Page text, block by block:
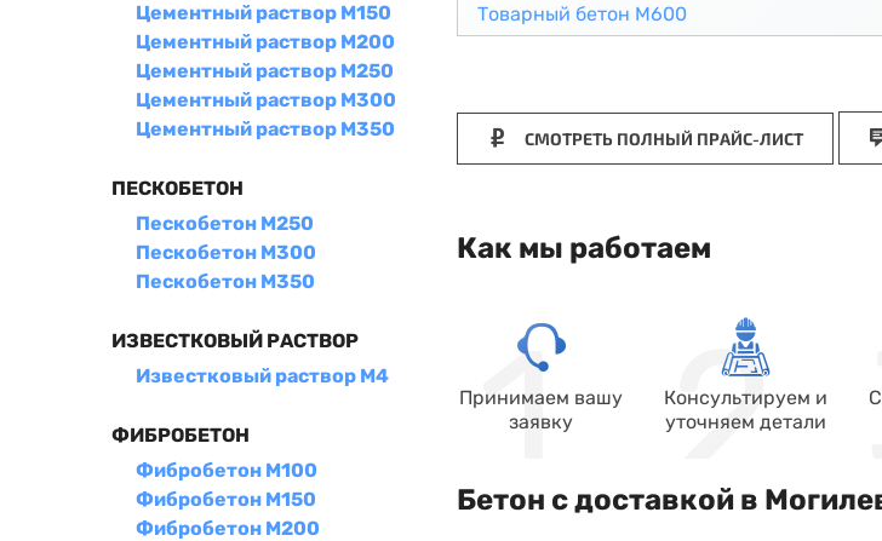
Цементный раствор М150
Цементный раствор М200
Цементный раствор М250
Цементный раствор М300
Цементный раствор М350
ПЕСКОБЕТОН
Пескобетон М250
Пескобетон М300
Пескобетон М350
ИЗВЕСТКОВЫЙ РАСТВОР
Известковый раствор М4
ФИБРОБЕТОН
Фибробетон М100
Фибробетон М150
Фибробетон М200
Товарный бетон М600
СМОТРЕТЬ ПОЛНЫЙ ПРАЙС-ЛИСТ
Как мы работаем
Принимаем вашу
заявку
Консультируем и
уточняем детали
Бетон с доставкой в